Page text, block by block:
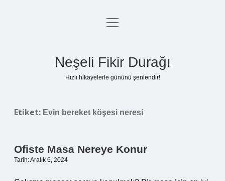
Anasayfa
menüyü
Neşeli Fikir Durağı
Hızlı hikayelerle gününü şenlendir!
Etiket: Evin bereket köşesi neresi
Ofiste Masa Nereye Konur
Tarih: Aralık 6, 2024